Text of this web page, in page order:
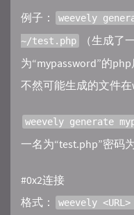
例子： weevely
~/test.php
（生成了
为“mypassword”的
不然可能生成的文件在
weevely generate
一名为“test.php”密码
#0x2连接
格式：
weevely